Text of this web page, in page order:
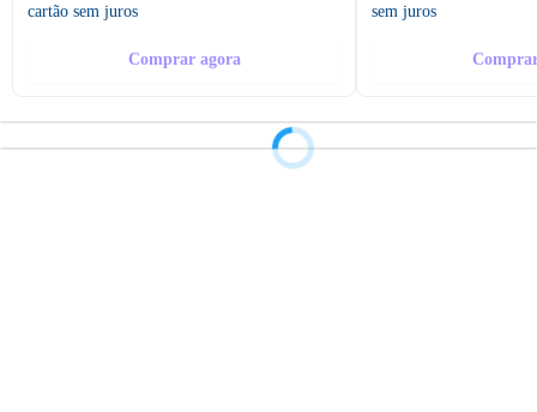
cartão sem juros
Comprar agora
sem juros